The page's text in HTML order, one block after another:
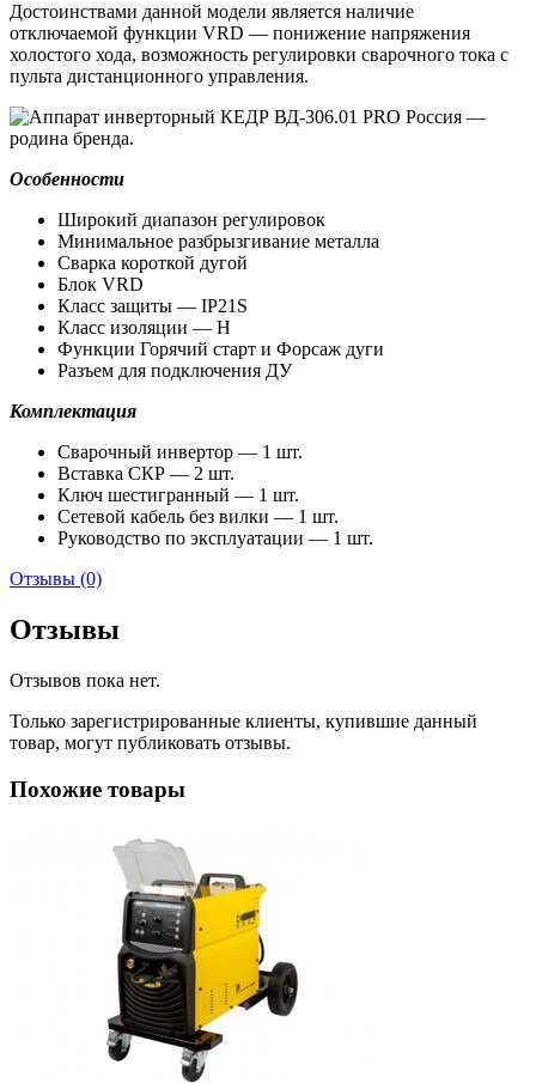
Достоинствами данной модели является наличие
отключаемой функции VRD — понижение напряжения
холостого хода, возможность регулировки сварочного тока с
пульта дистанционного управления.
Россия —
родина бренда.
Особенности
Широкий диапазон регулировок
Минимальное разбрызгивание металла
Сварка короткой дугой
Блок VRD
Класс защиты — IP21S
Класс изоляции — H
Функции Горячий старт и Форсаж дуги
Разъем для подключения ДУ
Комплектация
Сварочный инвертор — 1 шт.
Вставка СКР — 2 шт.
Ключ шестигранный — 1 шт.
Сетевой кабель без вилки — 1 шт.
Руководство по эксплуатации — 1 шт.
Отзывы (0)
Отзывы
Отзывов пока нет.
Только зарегистрированные клиенты, купившие данный
товар, могут публиковать отзывы.
Похожие товары